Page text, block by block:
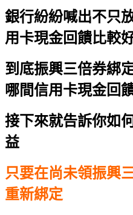
銀行紛紛喊出不只
用卡現金回饋比較
到底振興三倍券綁
哪間信用卡現金回
接下來就告訴你如
益
只要在尚未領振興
重新綁定